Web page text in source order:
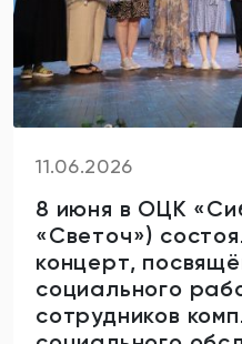
11.06.2026
8 июня в ОЦК
«Светоч»)
концерт,
социального
сотрудников